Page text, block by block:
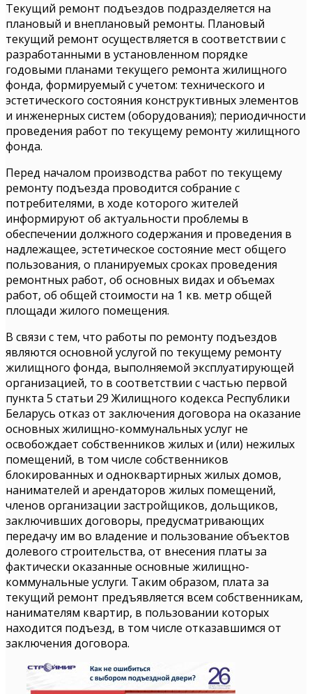
Текущий ремонт подъездов подразделяется на
плановый и внеплановый ремонты. Плановый
текущий ремонт осуществляется в соответствии с
разработанными в установленном порядке
годовыми планами текущего ремонта жилищного
фонда, формируемый с учетом: технического и
эстетического состояния конструктивных элементов
и инженерных систем (оборудования); периодичности
проведения работ по текущему ремонту жилищного
фонда.
Перед началом производства работ по текущему
ремонту подъезда проводится собрание с
потребителями, в ходе которого жителей
информируют об актуальности проблемы в
обеспечении должного содержания и проведения в
надлежащее, эстетическое состояние мест общего
пользования, о планируемых сроках проведения
ремонтных работ, об основных видах и объемах
работ, об общей стоимости на 1 кв. метр общей
площади жилого помещения.
В связи с тем, что работы по ремонту подъездов
являются основной услугой по текущему ремонту
жилищного фонда, выполняемой эксплуатирующей
организацией, то в соответствии с частью первой
пункта 5 статьи 29 Жилищного кодекса Республики
Беларусь отказ от заключения договора на оказание
основных жилищно-коммунальных услуг не
освобождает собственников жилых и (или) нежилых
помещений, в том числе собственников
блокированных и одноквартирных жилых домов,
нанимателей и арендаторов жилых помещений,
членов организации застройщиков, дольщиков,
заключивших договоры, предусматривающих
передачу им во владение и пользование объектов
долевого строительства, от внесения платы за
фактически оказанные основные жилищно-
коммунальные услуги. Таким образом, плата за
текущий ремонт предъявляется всем собственникам,
нанимателям квартир, в пользовании которых
находится подъезд, в том числе отказавшимся от
заключения договора.